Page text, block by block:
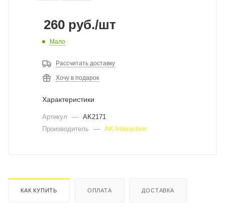
260 руб./шт
Мало
Рассчитать доставку
Хочу в подарок
Характеристики
Артикул — AK2171
Производитель
— AK-Interactive
КАК КУПИТЬ ОПЛАТА ДОСТАВКА